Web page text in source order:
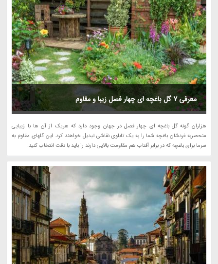
معرفی 7 گل باغچه ای چهار فصل زیبا و مقاوم
هزاران گونه گل باغچه ای چهار فصل در جهان وجود دارد که هریک از آن ها با زیبایی
منحصربه فردشان باغچه شما را به یک تابلوی نقاشی تبدیل خواهند کرد. این گلهای مقاوم به
سرما برای باغچه که در برابر آفتاب هم مقاومت بالایی دارند را باید با دقت انتخاب کنید.